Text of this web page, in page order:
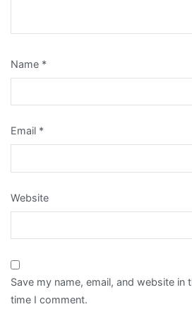
Name *
Email *
Website
Save my name, email, and website
time I comment.